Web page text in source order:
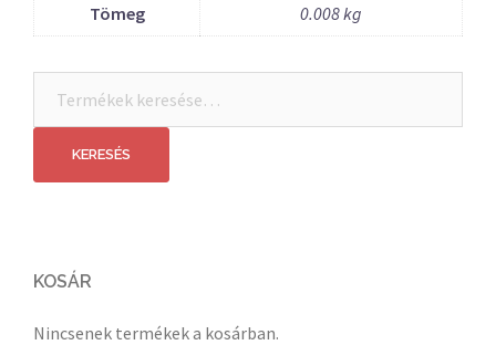
Tömeg 0.008 kg
következőre:
KERESÉS
KOSÁR
Nincsenek termékek a kosárban.